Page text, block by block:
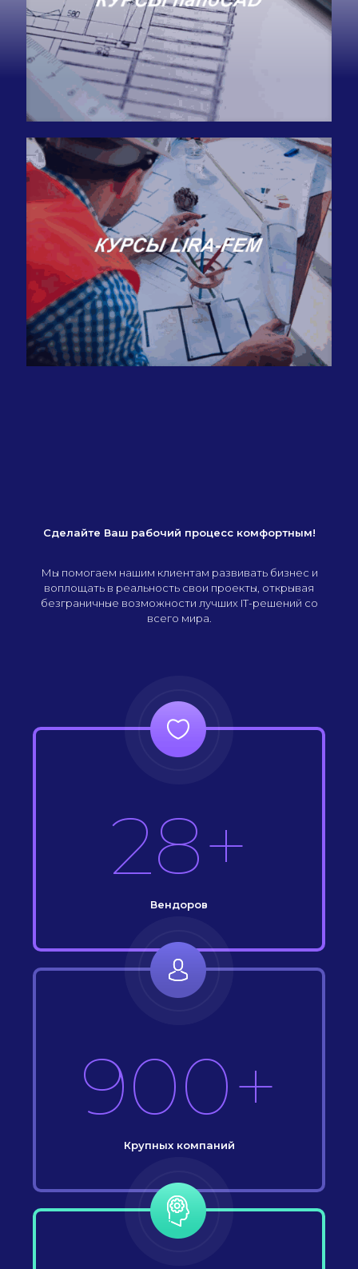
Сделайте Ваш рабочий процесс комфортным!
Мы помогаем нашим клиентам развивать бизнес и
воплощать в реальность свои проекты, открывая
безграничные возможности лучших IT-решений со
всего мира.
28+
Вендоров
900+
Крупных компаний